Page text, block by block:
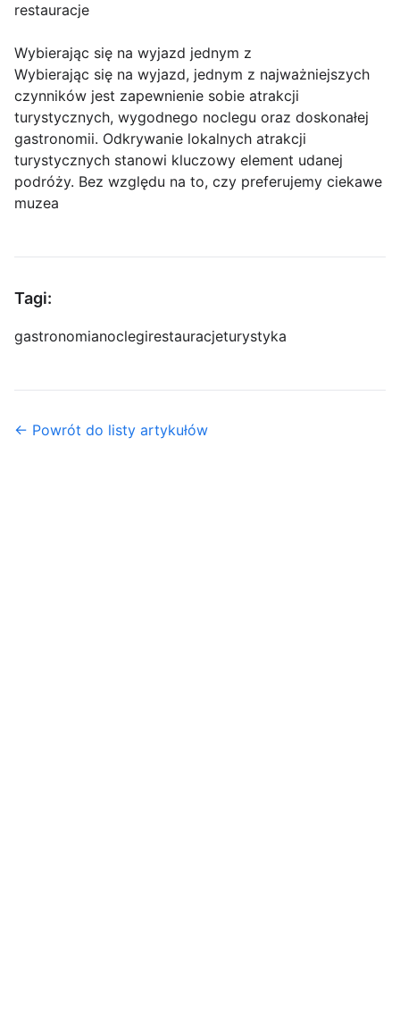
restauracje
Wybierając się na wyjazd jednym z
Wybierając się na wyjazd, jednym z najważniejszych
czynników jest zapewnienie sobie atrakcji
turystycznych, wygodnego noclegu oraz doskonałej
gastronomii. Odkrywanie lokalnych atrakcji
turystycznych stanowi kluczowy element udanej
podróży. Bez względu na to, czy preferujemy ciekawe
muzea
Tagi:
gastronomianoclegirestauracjeturystyka
← Powrót do listy artykułów